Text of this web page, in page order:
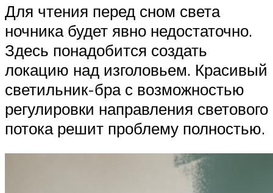
Для чтения перед сном света
ночника будет явно недостаточно.
Здесь понадобится создать
локацию над изголовьем. Красивый
светильник-бра с возможностью
регулировки направления светового
потока решит проблему полностью.